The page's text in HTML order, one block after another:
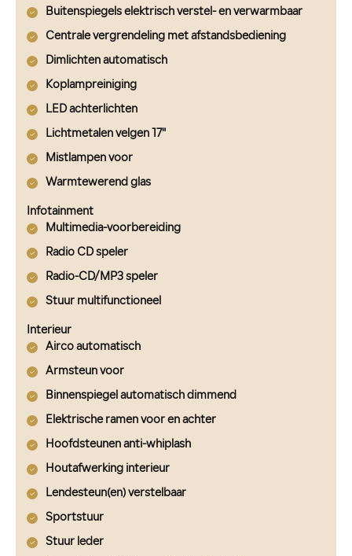
Buitenspiegels elektrisch verstel- en verwarmbaar
Centrale vergrendeling met afstandsbediening
Dimlichten automatisch
Koplampreiniging
LED achterlichten
Lichtmetalen velgen 17"
Mistlampen voor
Warmtewerend glas
Infotainment
Multimedia-voorbereiding
Radio CD speler
Radio-CD/MP3 speler
Stuur multifunctioneel
Interieur
Airco automatisch
Armsteun voor
Binnenspiegel automatisch dimmend
Elektrische ramen voor en achter
Hoofdsteunen anti-whiplash
Houtafwerking interieur
Lendesteun(en) verstelbaar
Sportstuur
Stuur leder